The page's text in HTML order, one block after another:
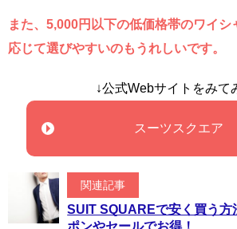
また、5,000円以下の低価格帯のワイシ
応じて選びやすいのもうれしいです。
↓公式Webサイトをみて
スーツスクエア
関連記事
SUIT SQUAREで安く買う方
ポンやセールでお得！